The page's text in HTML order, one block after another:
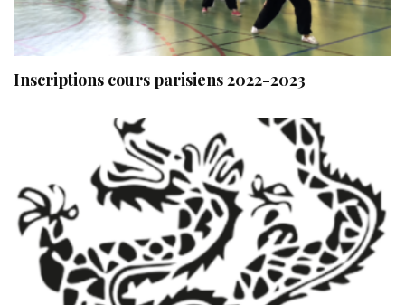
Inscriptions cours parisiens 2022-2023